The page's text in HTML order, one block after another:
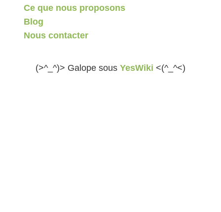
Ce que nous proposons
Blog
Nous contacter
(>^_^)> Galope sous YesWiki <(^_^<)